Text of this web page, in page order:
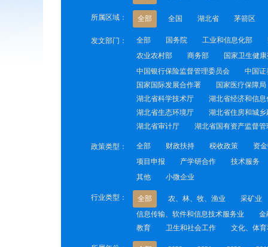
所属区域： 全部 全国 湖北省 茅箭区
发文部门： 全部 国务院 工业和信息化部
农业农村部
商务部 国家卫生健
中国银行保险监督管理委员会
中国证
国家国际发展合作署
国家医疗保障局
湖北省科学技术厅
湖北省经济和信息
湖北省生态环境厅
湖北省住房和城乡
湖北省审计厅
湖北省国有资产监督管
政策类型： 全部 财政扶持 税收政策 资
项目申报
产学研合作 技术服务
其他
小微企业
行业类型： 全部 农、林、牧、渔业 采矿业
信息传输、软件和信息技术服务业
金
教育
卫生和社会工作 文化、体